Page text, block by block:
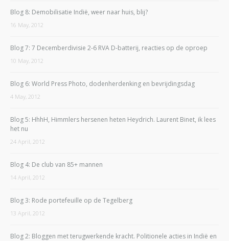
Blog 8: Demobilisatie Indië, weer naar huis, blij?
16 May, 2012
Blog 7: 7 Decemberdivisie 2-6 RVA D-batterij, reacties op de oproep
10 May, 2012
Blog 6: World Press Photo, dodenherdenking en bevrijdingsdag
4 May, 2012
Blog 5: HhhH, Himmlers hersenen heten Heydrich. Laurent Binet, ik lees
het nu
24 April, 2012
Blog 4: De club van 85+ mannen
14 April, 2012
Blog 3: Rode portefeuille op de Tegelberg
13 April, 2012
Blog 2: Bloggen met terugwerkende kracht. Politionele acties in Indië en